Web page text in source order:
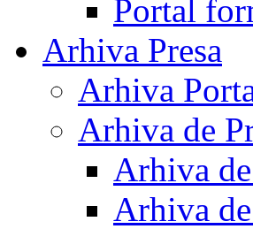
Portal
Arhiva Presa
Arhiva
Arhiva de
Arhiva
Arhiva